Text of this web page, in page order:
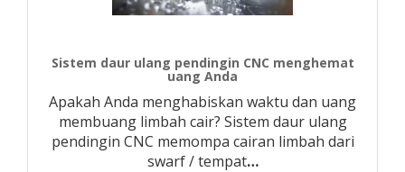
Sistem daur ulang pendingin CNC menghemat
uang Anda
Apakah Anda menghabiskan waktu dan uang
membuang limbah cair? Sistem daur ulang
pendingin CNC memompa cairan limbah dari
swarf / tempat…